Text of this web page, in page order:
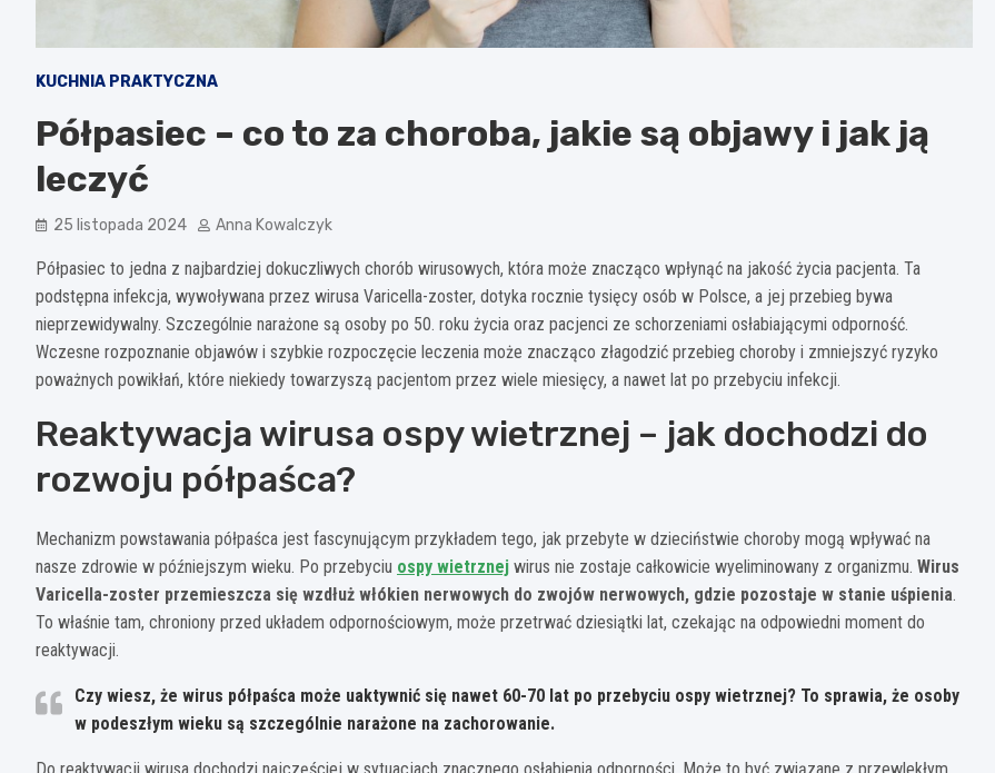
KUCHNIA PRAKTYCZNA
Półpasiec – co to za choroba, jakie są objawy i jak ją
leczyć
25 listopada 2024 Anna Kowalczyk
Półpasiec to jedna z najbardziej dokuczliwych chorób wirusowych, która może znacząco wpłynąć na jakość życia pacjenta. Ta
podstępna infekcja, wywoływana przez wirusa Varicella-zoster, dotyka rocznie tysięcy osób w Polsce, a jej przebieg bywa
nieprzewidywalny. Szczególnie narażone są osoby po 50. roku życia oraz pacjenci ze schorzeniami osłabiającymi odporność.
Wczesne rozpoznanie objawów i szybkie rozpoczęcie leczenia może znacząco złagodzić przebieg choroby i zmniejszyć ryzyko
poważnych powikłań, które niekiedy towarzyszą pacjentom przez wiele miesięcy, a nawet lat po przebyciu infekcji.
Reaktywacja wirusa ospy wietrznej – jak dochodzi do
rozwoju półpaśca?
Mechanizm powstawania półpaśca jest fascynującym przykładem tego, jak przebyte w dzieciństwie choroby mogą wpływać na
nasze zdrowie w późniejszym wieku. Po przebyciu ospy wietrznej wirus nie zostaje całkowicie wyeliminowany z organizmu. Wirus
Varicella-zoster przemieszcza się wzdłuż włókien nerwowych do zwojów nerwowych, gdzie pozostaje w stanie uśpienia.
To właśnie tam, chroniony przed układem odpornościowym, może przetrwać dziesiątki lat, czekając na odpowiedni moment do
reaktywacji.
Czy wiesz, że wirus półpaśca może uaktywnić się nawet 60-70 lat po przebyciu ospy wietrznej? To sprawia, że osoby
w podeszłym wieku są szczególnie narażone na zachorowanie.